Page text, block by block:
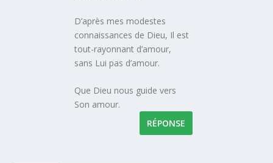
D’après mes modestes
connaissances de Dieu, Il est
tout-rayonnant d’amour,
sans Lui pas d’amour.
Que Dieu nous guide vers
Son amour.
RÉPONSE